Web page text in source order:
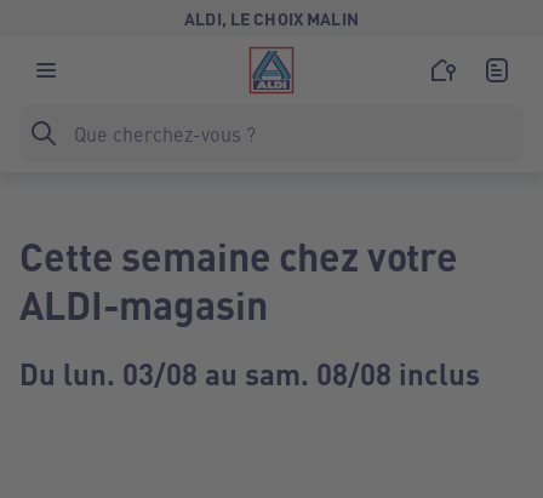
ALDI, LE CHOIX MALIN
Cette semaine chez votre
ALDI-magasin
Du lun. 03/08 au sam. 08/08 inclus